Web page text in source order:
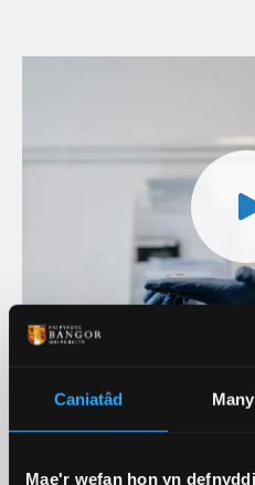
Caniatâd
Mae'r wefan hon yn
Trawsgrifiad
Mhrifysgol Bangor